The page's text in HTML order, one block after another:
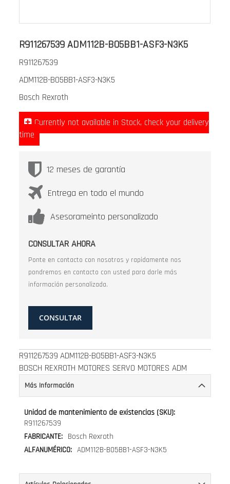
R911267539 ADM112B-B05BB1-ASF3-N3K5
R911267539
ADM112B-B05BB1-ASF3-N3K5
Bosch Rexroth
Currently not available in Stock, check your delivery
time
12 meses de garantía
Entrega en todo el mundo
Asesorameinto personalizado
CONSULTAR AHORA
Ponte en contacto con nosotros y rapidamente nos
pondremos en contacto con usted para darle más
información personalizada.
CONSULTAR
al
de
la
de
imágenes
R911267539 ADM112B-B05BB1-ASF3-N3K5
BOSCH REXROTH MOTORES SERVO MOTORES ADM
Más Información
Más
Información
R911267539
Bosch Rexroth
ADM112B-B05BB1-ASF3-N3K5